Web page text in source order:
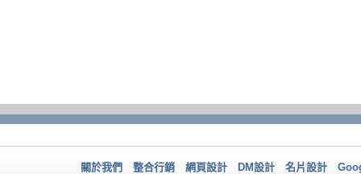
關於我們 整合行銷 網頁設計 DM設計 名片設計